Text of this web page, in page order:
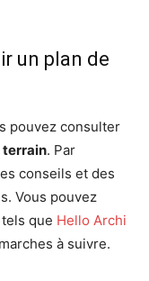
un plan de
pouvez consulter
terrain. Par
conseils et des
Vous pouvez
que Hello Archi
à suivre.